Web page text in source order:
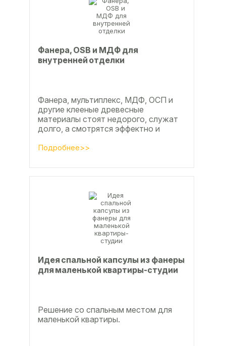
Фанера, OSB и МДФ для
внутренней отделки
Фанера, мультиплекс, МДФ, ОСП и
другие клееные древесные
материалы стоят недорого, служат
долго, а смотрятся эффектно и
Подробнее>>
Идея спальной капсулы из фанеры
для маленькой квартиры-студии
Решение со спальным местом для
маленькой квартиры.